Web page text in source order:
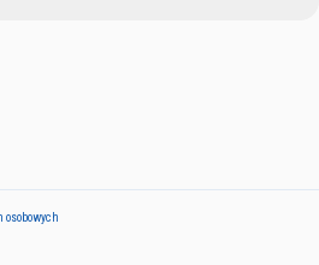
osobowych